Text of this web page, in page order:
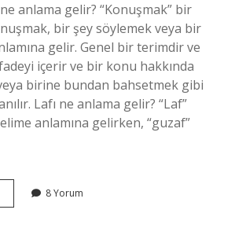
anlama gelir? “Konuşmak” bir
bir şey söylemek veya bir
gelir. Genel bir terimdir ve
içerir ve bir konu hakkında
birine bundan bahsetmek gibi
Lafı ne anlama gelir? “Laf”
anlamına gelirken, “guzaf”
8 Yorum